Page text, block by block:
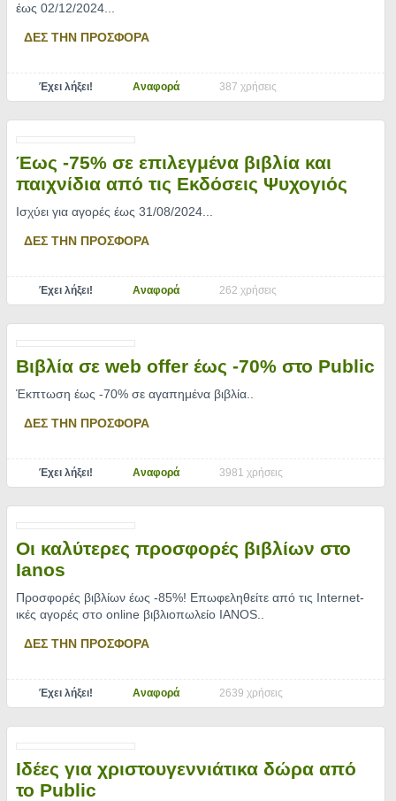
έως 02/12/2024.
ΔΕΣ ΤΗΝ ΠΡΟΣΦΟΡΑ
Έχει λήξει! Αναφορά 387 χρήσεις
Έως -75% σε επιλεγμένα βιβλία και
παιχνίδια από τις Εκδόσεις Ψυχογιός
Ισχύει για αγορές έως 31/08/2024.
ΔΕΣ ΤΗΝ ΠΡΟΣΦΟΡΑ
Έχει λήξει! Αναφορά 262 χρήσεις
Βιβλία σε web offer έως -70% στο Public
Έκπτωση έως -70% σε αγαπημένα βιβλία..
ΔΕΣ ΤΗΝ ΠΡΟΣΦΟΡΑ
Έχει λήξει! Αναφορά 3981 χρήσεις
Οι καλύτερες προσφορές βιβλίων στο
Ianos
Προσφορές βιβλίων έως -85%! Επωφεληθείτε από τις Internet-
ικές αγορές στο online βιβλιοπωλείο IANOS..
ΔΕΣ ΤΗΝ ΠΡΟΣΦΟΡΑ
Έχει λήξει! Αναφορά 2639 χρήσεις
Iδέες για χριστουγεννιάτικα δώρα από
το Public